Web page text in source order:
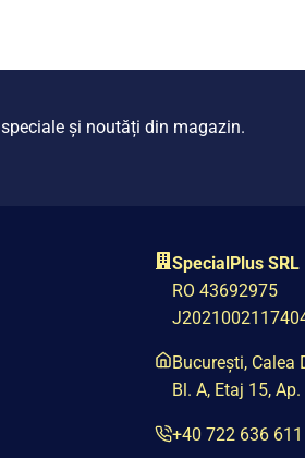
și noutăți din magazin.
SpecialPlus SRL
RO 43692975
București, Calea
Bl. A, Etaj 15,
+40 722 636 611